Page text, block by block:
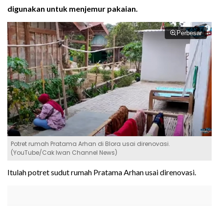
digunakan untuk menjemur pakaian.
Perbesar
Potret rumah Pratama Arhan di Blora usai direnovasi.
(YouTube/Cak Iwan Channel News)
Itulah potret sudut rumah Pratama Arhan usai direnovasi.